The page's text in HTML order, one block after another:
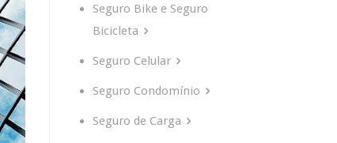
Seguro Bike e Seguro
Bicicleta
Seguro Celular
Seguro Condomínio
Seguro de Carga